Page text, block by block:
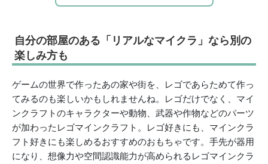
自分の部屋のある「リアルなマイクラ」なら別の
楽しみ方も
ゲームの世界で作ったあの家や街を、レゴであらためて作っ
てみるのも楽しいかもしれませんね。レゴだけでなく、マイ
ンクラフトのキャラクターや動物、武器や作物などのパーツ
が加わったレゴマインクラフト。レゴ好きにも、マインクラ
フト好きにも楽しめるおすすめのおもちゃです。手先が器用
になり、想像力や空間認識能力が高められるレゴマインクラ